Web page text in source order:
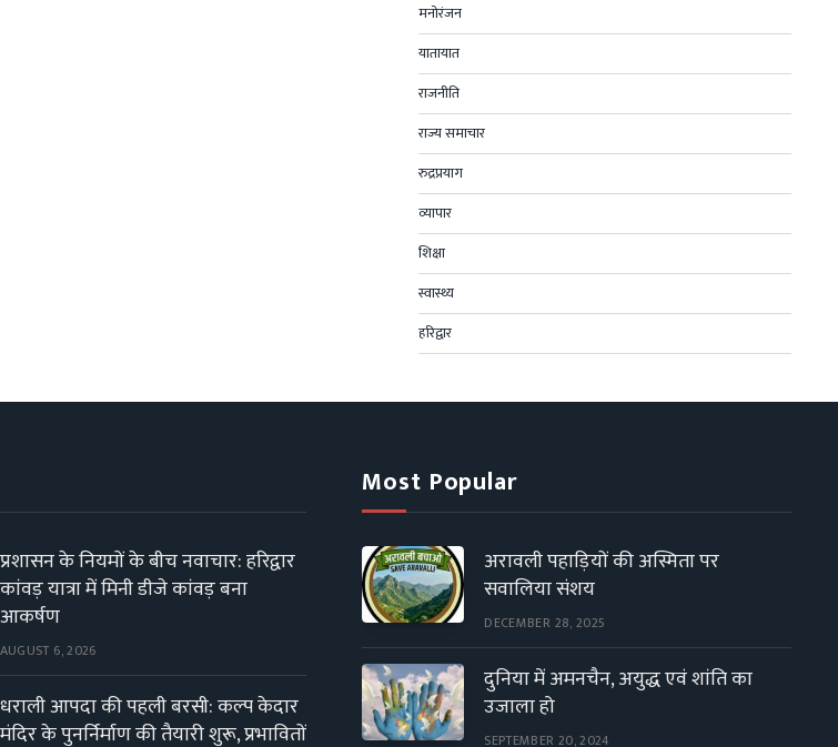
मनोरंजन
यातायात
राजनीति
राज्य समाचार
रुद्रप्रयाग
व्यापार
शिक्षा
स्वास्थ्य
हरिद्वार
प्रशासन के नियमों के बीच नवाचार: हरिद्वार
कांवड़ यात्रा में मिनी डीजे कांवड़ बना
आकर्षण
AUGUST 6, 2026
धराली आपदा की पहली बरसी: कल्प केदार
मंदिर के पुनर्निर्माण की तैयारी शुरू, प्रभावितों
Most Popular
अरावली पहाड़ियों की अस्मिता पर
सवालिया संशय
DECEMBER 28, 2025
दुनिया में अमनचैन, अयुद्ध एवं शांति का
उजाला हो
SEPTEMBER 20, 2024